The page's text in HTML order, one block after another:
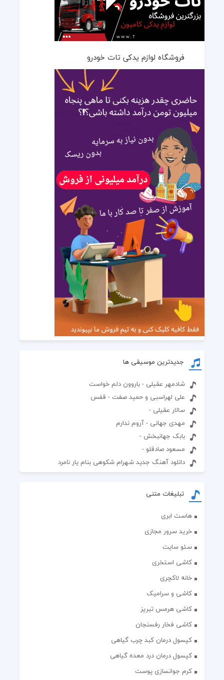
فروشگاه لوازم یدکی تات خودرو
جدیدترین موسیقی ها
شادمهر عقیلی - باروون دلم خواست
علی لهراسبی و حمید صفت - قفس
سالار عقیلی -
مهدی جهانی - آروم ندارم
بابک جهانبخش -
مسعود صادقلو -
دانلود آهنگ جدید شهرام شکوهی بنام یار نامرد
تبلیغات متنی
هاست ابری
خرید سرور مجازی
سئو سایت
کاشی استخری
خانه لاکچری
کاشی و سرامیک
کاشی هرمس تبریز
کاشی فخار رفسنجان
کپسول درمان کبد چرب گیاهی
کپسول درمان درد معده گیاهی
کرم جوانسازی پوست